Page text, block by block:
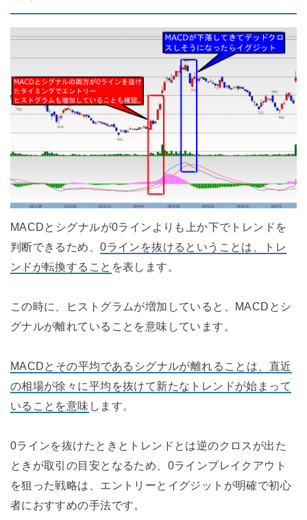
MACDとシグナルが0ラインよりも上か下でトレンドを
判断できるため、0ラインを抜けるということは、トレ
ンドが転換すること を表します。
この時に、ヒストグラムが増加していると、MACDとシ
グナルが離れていることを意味しています。
MACDとその平均であるシグナルが離れることは、直近
の相場が徐々に平均を抜けて新たなトレンドが始まって
いることを意味 します。
0ラインを抜けたときとトレンドとは逆のクロスが出た
ときが取引の目安となるため、0ラインブレイクアウト
を狙った戦略は、エントリーとイグジットが明確で初心
者におすすめの手法です。